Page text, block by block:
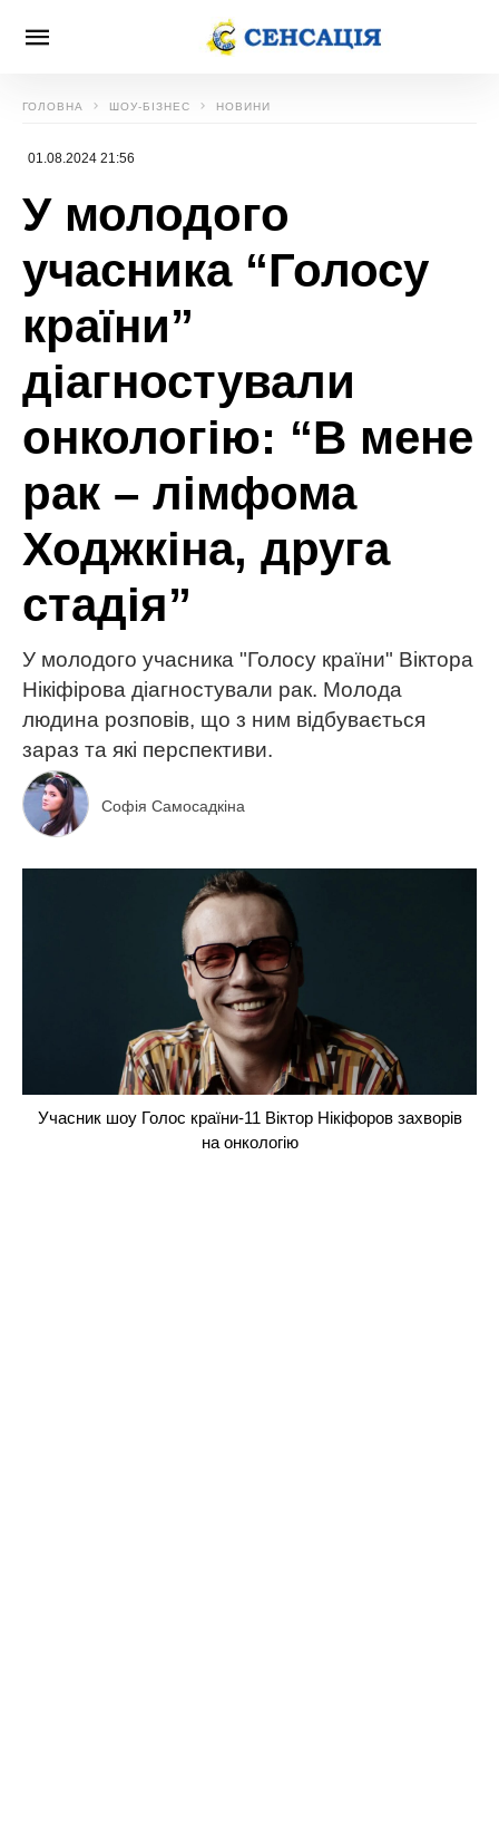
ГОЛОВНА ШОУ-БІЗНЕС НОВИНИ
01.08.2024 21:56
У молодого
учасника “Голосу
країни”
діагностували
онкологію: “В мене
рак – лімфома
Ходжкіна, друга
стадія”
У молодого учасника "Голосу країни" Віктора
Нікіфірова діагностували рак. Молода
людина розповів, що з ним відбувається
зараз та які перспективи.
Софія Самосадкіна
Учасник шоу Голос країни-11 Віктор Нікіфоров захворів
на онкологію